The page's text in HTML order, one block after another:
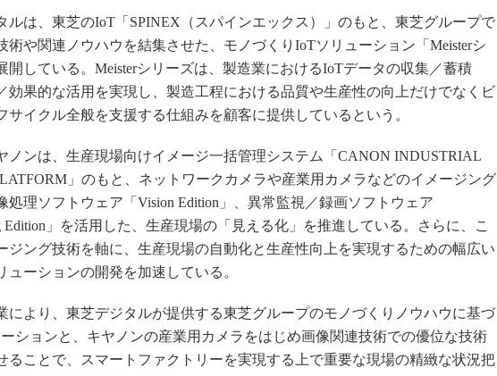
は、東芝のIoT「SPINEX（スパインエックス）」のもと、東芝グループで
術や関連ノウハウを結集させた、モノづくりIoTソリューション「Meisterシ
開している。Meisterシリーズは、製造業におけるIoTデータの収集／蓄積
効果的な活用を実現し、製造工程における品質や生産性の向上だけでなくビ
サイクル全般を支援する仕組みを顧客に提供しているという。
ンは、生産現場向けイメージ一括管理システム「CANON INDUSTRIAL
」のもと、ネットワークカメラや産業用カメラなどのイメージング
処理ソフトウェア「Vision Edition」、異常監視／録画ソフトウェア
Edition」を活用した、生産現場の「見える化」を推進している。さらに、こ
ジング技術を軸に、生産現場の自動化と生産性向上を実現するための幅広い
ューションの開発を加速している。
より、東芝デジタルが提供する東芝グループのモノづくりノウハウに基づ
ションと、キヤノンの産業用カメラをはじめ画像関連技術での優位な技術
ることで、スマートファクトリーを実現する上で重要な現場の精緻な状況把